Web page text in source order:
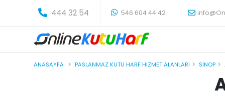
444 32 54 546 604 44 42
ANASAYFA PASLANMAZ KUTU HARF HIZMET ALANLARI SINOP